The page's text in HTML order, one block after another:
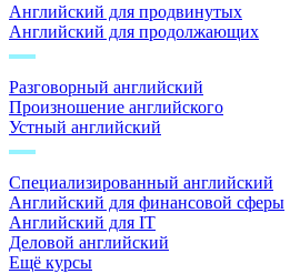
Английский для продвинутых
Английский для продолжающих
Разговорный английский
Произношение английского
Устный английский
Специализированный английский
Английский для финансовой сферы
Английский для IT
Деловой английский
Ещё курсы